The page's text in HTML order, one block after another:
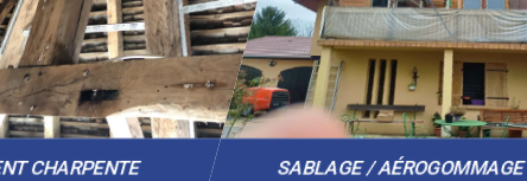
CHARPENTE SABLAGE / AÉROGOMMAGE